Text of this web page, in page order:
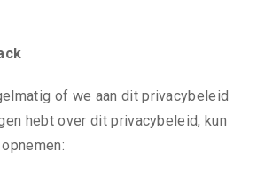
of we aan dit privacybeleid
hebt over dit privacybeleid, kun